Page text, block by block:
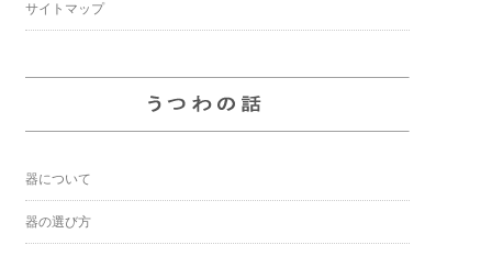
サイトマップ
器について
器の選び方